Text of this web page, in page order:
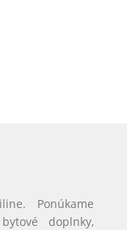
Ponúkame
doplnky,